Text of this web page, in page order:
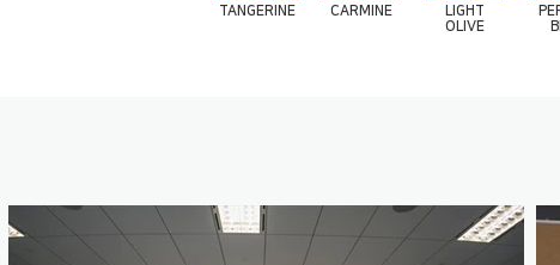
TANGERINE CARMINE
LIGHT
OLIVE